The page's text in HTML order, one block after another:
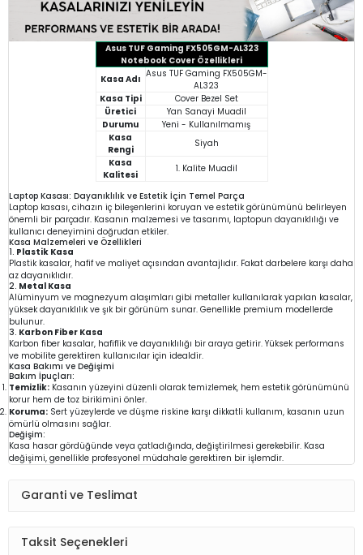
Asus TUF Gaming FX505GM-AL323
Notebook Cover Özellikleri
Kasa Adı Asus TUF Gaming FX505GM-
AL323
Kasa Tipi
Cover Bezel Set
Üretici
Yan Sanayi Muadil
Durumu
Yeni - Kullanılmamış
Kasa
Rengi
Siyah
Kasa
Kalitesi
1. Kalite Muadil
Laptop Kasası: Dayanıklılık ve Estetik İçin Temel Parça
Laptop kasası, cihazın iç bileşenlerini koruyan ve estetik görünümünü belirleyen
önemli bir parçadır. Kasanın malzemesi ve tasarımı, laptopun dayanıklılığı ve
kullanıcı deneyimini doğrudan etkiler.
Kasa Malzemeleri ve Özellikleri
1. Plastik Kasa
Plastik kasalar, hafif ve maliyet açısından avantajlıdır. Fakat darbelere karşı daha
az dayanıklıdır.
2. Metal Kasa
Alüminyum ve magnezyum alaşımları gibi metaller kullanılarak yapılan kasalar,
yüksek dayanıklılık ve şık bir görünüm sunar. Genellikle premium modellerde
bulunur.
3. Karbon Fiber Kasa
Karbon fiber kasalar, hafiflik ve dayanıklılığı bir araya getirir. Yüksek performans
ve mobilite gerektiren kullanıcılar için idealdir.
Kasa Bakımı ve Değişimi
Bakım İpuçları:
Temizlik: Kasanın yüzeyini düzenli olarak temizlemek, hem estetik görünümünü
korur hem de toz birikimini önler.
Koruma: Sert yüzeylerde ve düşme riskine karşı dikkatli kullanım, kasanın uzun
ömürlü olmasını sağlar.
Değişim:
Kasa hasar gördüğünde veya çatladığında, değiştirilmesi gerekebilir. Kasa
değişimi, genellikle profesyonel müdahale gerektiren bir işlemdir.
Garanti ve Teslimat
Taksit Seçenekleri